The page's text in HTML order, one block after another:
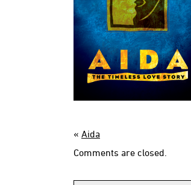
« Aida
Comments are closed.